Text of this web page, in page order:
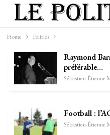
Home Politics
Raymond
préférable…
Football :